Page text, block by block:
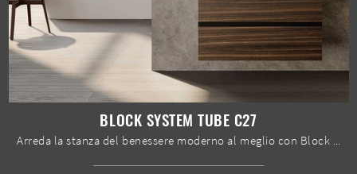
BLOCK SYSTEM TUBE C27
Arreda la stanza del benessere moderno al meglio con Block System Tube C27, mobili bagno sospesi e complementi in melaminico di Baxar.